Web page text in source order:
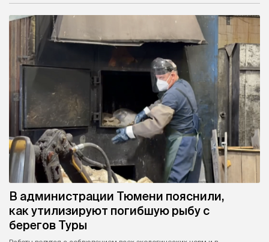
В администрации Тюмени пояснили,
как утилизируют погибшую рыбу с
берегов Туры